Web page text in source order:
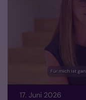
17. Juni 2026